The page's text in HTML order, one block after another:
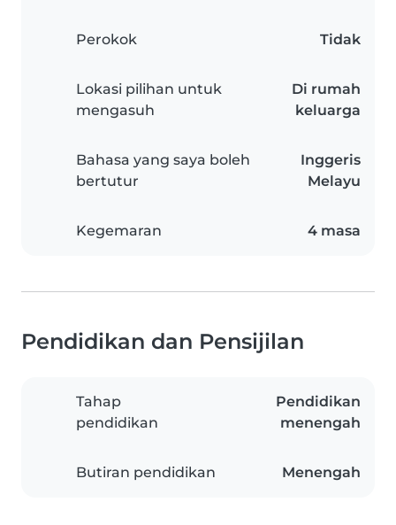
Perokok Tidak
Lokasi pilihan untuk
mengasuh
Di rumah
keluarga
Bahasa yang saya boleh
bertutur
Inggeris
Melayu
Kegemaran 4 masa
Pendidikan dan Pensijilan
Tahap
pendidikan
Pendidikan
menengah
Butiran pendidikan Menengah